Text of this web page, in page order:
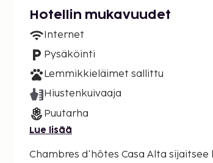
Hotellin mukavuudet
Internet
Pysäköinti
Lemmikkieläimet sallittu
Hiustenkuivaaja
Puutarha
Lue lisää
Chambres d'hôtes Casa Alta